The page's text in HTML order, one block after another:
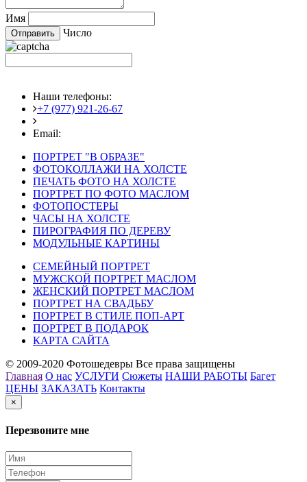
Имя
Число
Наши телефоны:
+7 (977) 921-26-67
Email:
ПОРТРЕТ "В ОБРАЗЕ"
ФОТОКОЛЛАЖИ НА ХОЛСТЕ
ПЕЧАТЬ ФОТО НА ХОЛСТЕ
ПОРТРЕТ ПО ФОТО МАСЛОМ
ФОТОПОСТЕРЫ
ЧАСЫ НА ХОЛСТЕ
ПИРОГРАФИЯ ПО ДЕРЕВУ
МОДУЛЬНЫЕ КАРТИНЫ
СЕМЕЙНЫЙ ПОРТРЕТ
МУЖСКОЙ ПОРТРЕТ МАСЛОМ
ЖЕНСКИЙ ПОРТРЕТ МАСЛОМ
ПОРТРЕТ НА СВАДЬБУ
ПОРТРЕТ В СТИЛЕ ПОП-АРТ
ПОРТРЕТ В ПОДАРОК
КАРТА САЙТА
© 2009-2020 Фотошедевры Все права защищены
Главная О нас УСЛУГИ Сюжеты НАШИ РАБОТЫ Багет
ЦЕНЫ ЗАКАЗАТЬ Контакты
×
Перезвоните мне